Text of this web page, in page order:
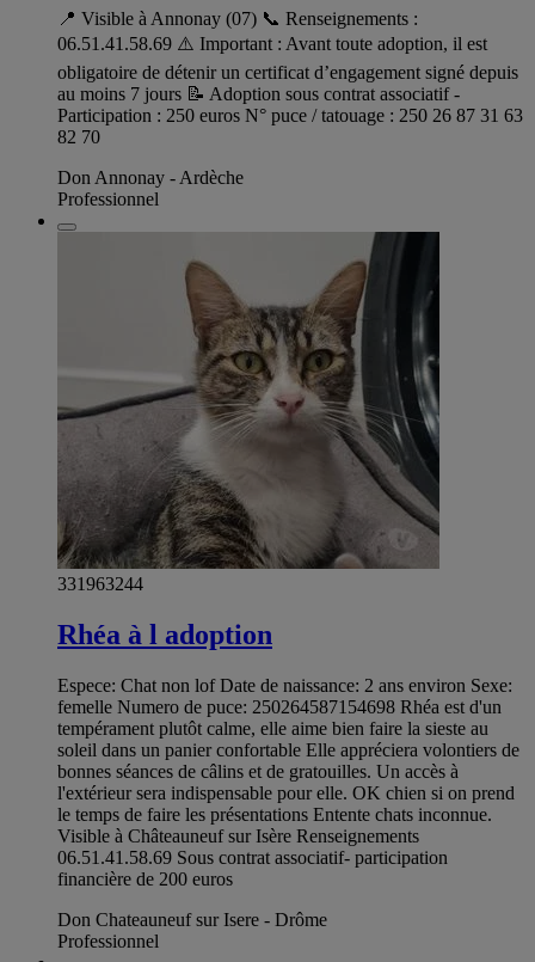
📍 Visible à Annonay (07) 📞 Renseignements :
06.51.41.58.69 ⚠️ Important : Avant toute adoption, il est
obligatoire de détenir un certificat d’engagement signé depuis
au moins 7 jours 📝 Adoption sous contrat associatif -
Participation : 250 euros N° puce / tatouage : 250 26 87 31 63
82 70
Don Annonay - Ardèche
Professionnel
331963244
Rhéa à l adoption
Espece: Chat non lof Date de naissance: 2 ans environ Sexe:
femelle Numero de puce: 250264587154698 Rhéa est d'un
tempérament plutôt calme, elle aime bien faire la sieste au
soleil dans un panier confortable Elle appréciera volontiers de
bonnes séances de câlins et de gratouilles. Un accès à
l'extérieur sera indispensable pour elle. OK chien si on prend
le temps de faire les présentations Entente chats inconnue.
Visible à Châteauneuf sur Isère Renseignements
06.51.41.58.69 Sous contrat associatif- participation
financière de 200 euros
Don Chateauneuf sur Isere - Drôme
Professionnel